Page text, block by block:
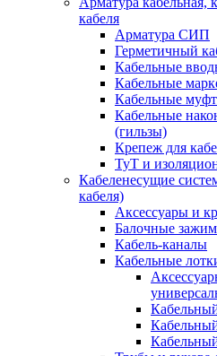
кабеля
Арматура СИП
Герметичный
Кабельные
Кабельные
Кабельные
Кабельные
(гильзы)
Крепеж для
ТуТ и
Кабеленесущие
кабеля)
Аксессуары и
Балочные
Кабель-каналы
Кабельные